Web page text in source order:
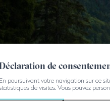
de
En poursuivant votre navigation sur ce
de visites. Vous pouvez